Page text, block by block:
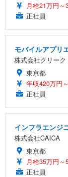
月給21万円～
正社員
モバイルアプリ
株式会社クリー
東京都
年収420万円
正社員
インフラエンジ
株式会社CAICA
東京都
月給35万円～
正社員